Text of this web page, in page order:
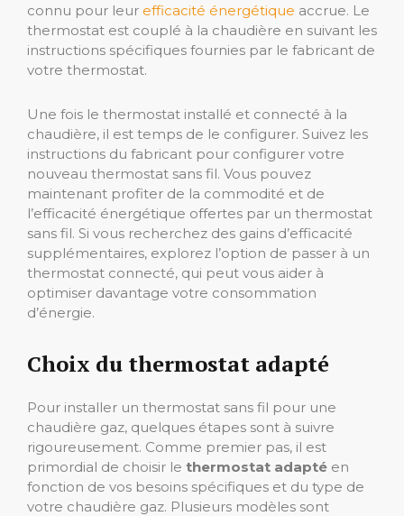
connu pour leur efficacité énergétique accrue. Le
thermostat est couplé à la chaudière en suivant les
instructions spécifiques fournies par le fabricant de
votre thermostat.
Une fois le thermostat installé et connecté à la
chaudière, il est temps de le configurer. Suivez les
instructions du fabricant pour configurer votre
nouveau thermostat sans fil. Vous pouvez
maintenant profiter de la commodité et de
l’efficacité énergétique offertes par un thermostat
sans fil. Si vous recherchez des gains d’efficacité
supplémentaires, explorez l’option de passer à un
thermostat connecté, qui peut vous aider à
optimiser davantage votre consommation
d’énergie.
Choix du thermostat adapté
Pour installer un thermostat sans fil pour une
chaudière gaz, quelques étapes sont à suivre
rigoureusement. Comme premier pas, il est
primordial de choisir le thermostat adapté en
fonction de vos besoins spécifiques et du type de
votre chaudière gaz. Plusieurs modèles sont